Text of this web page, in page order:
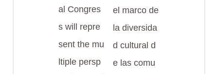
al Congres
s will repre
sent the mu
ltiple persp
el marco de
la diversida
d cultural d
e las comu